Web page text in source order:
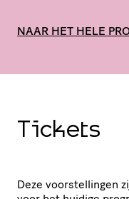
NAAR HET HELE
Tickets
Deze voorstellingen